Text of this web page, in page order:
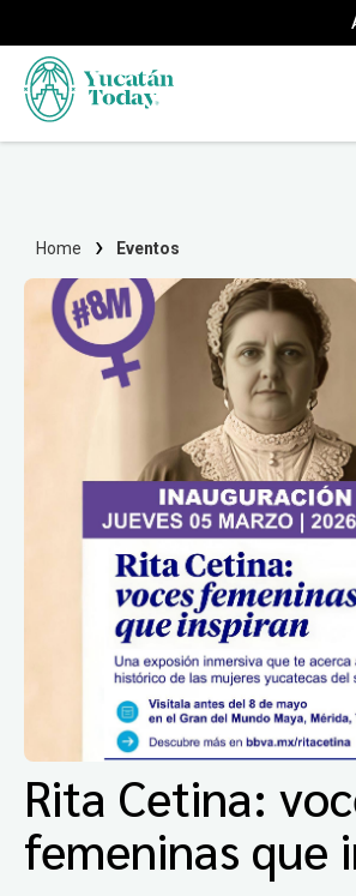
Home Eventos
Rita Cetina:
femeninas que